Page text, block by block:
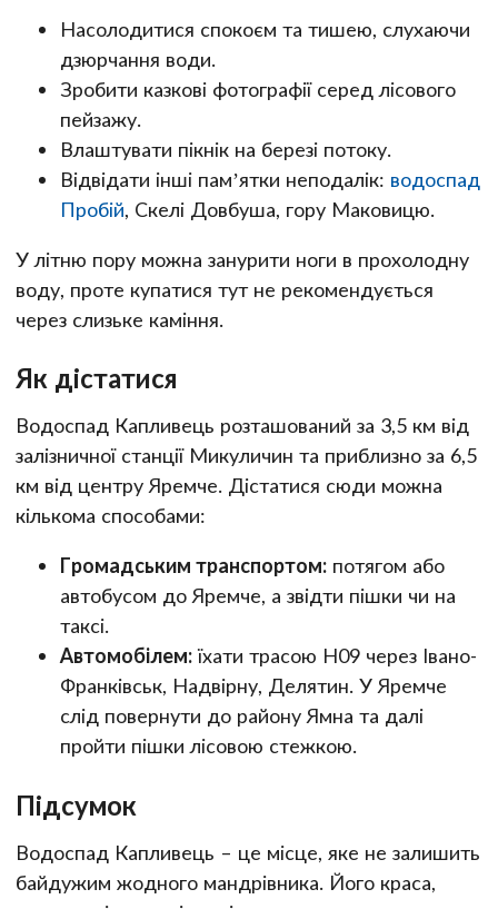
Насолодитися спокоєм та тишею, слухаючи
дзюрчання води.
Зробити казкові фотографії серед лісового
пейзажу.
Влаштувати пікнік на березі потоку.
Відвідати інші пам’ятки неподалік: водоспад
Пробій, Скелі Довбуша, гору Маковицю.
У літню пору можна занурити ноги в прохолодну
воду, проте купатися тут не рекомендується
через слизьке каміння.
Як дістатися
Водоспад Капливець розташований за 3,5 км від
залізничної станції Микуличин та приблизно за 6,5
км від центру Яремче. Дістатися сюди можна
кількома способами:
Громадським транспортом: потягом або
автобусом до Яремче, а звідти пішки чи на
таксі.
Автомобілем: їхати трасою Н09 через Івано-
Франківськ, Надвірну, Делятин. У Яремче
слід повернути до району Ямна та далі
пройти пішки лісовою стежкою.
Підсумок
Водоспад Капливець – це місце, яке не залишить
байдужим жодного мандрівника. Його краса,